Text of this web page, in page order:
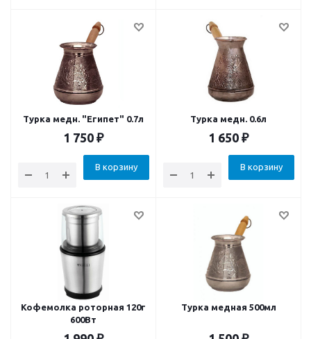
Турка медн. "Египет" 0.7л
1 750 ₽
В корзину
Турка медн. 0.6л
1 650 ₽
В корзину
Кофемолка роторная 120г
600Вт
Турка медная 500мл